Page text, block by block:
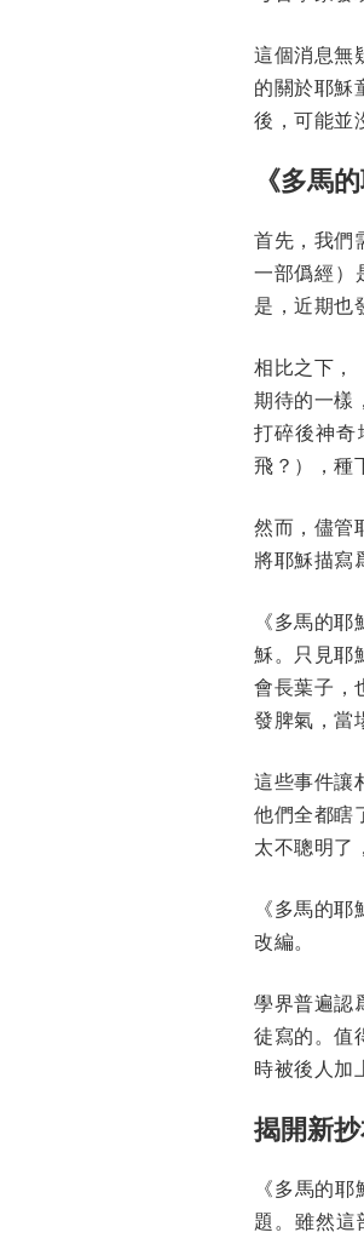
這個消息無
的關於耶穌
後，可能並
《多馬
首先，我們
一部僞經）
是，近期也
相比之下，
期待的一樣
打碎後神奇
飛？），種
然而，儘管
將耶穌描寫
《多馬的
穌。只見耶
會長葉子，
發脾氣，當
這些事件讓
他們全都瞎
太不聰明了
《多馬的
改編。
學界普遍認
徒寫的。值
時被後人加
揭開新
《多馬的
題。雖然這